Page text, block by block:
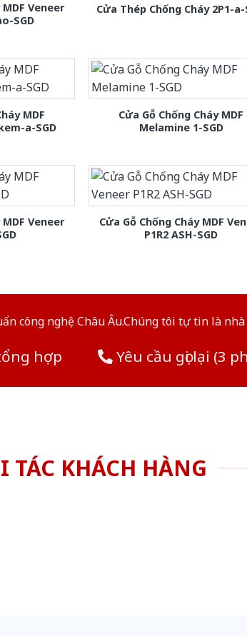
MDF Veneer
SGD
Cửa Thép Chống Cháy 2P1-a-
MDF
a-SGD
Cửa Gỗ Chống Cháy MDF
Melamine 1-SGD
MDF Veneer
Cửa Gỗ Chống Cháy MDF
P1R2 ASH-SGD
công nghệ Châu Âu.Chúng tôi tự tin là
hợp Yêu cầu gọi lại (3
TÁC KHÁCH HÀNG